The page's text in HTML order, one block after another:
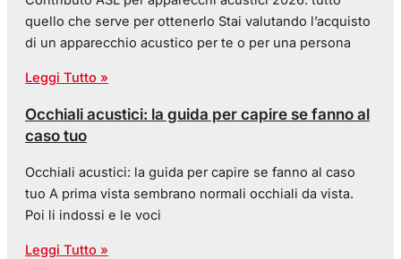
quello che serve per ottenerlo Stai valutando l’acquisto
di un apparecchio acustico per te o per una persona
Leggi Tutto »
Occhiali acustici: la guida per capire se fanno al
caso tuo
Occhiali acustici: la guida per capire se fanno al caso
tuo A prima vista sembrano normali occhiali da vista.
Poi li indossi e le voci
Leggi Tutto »